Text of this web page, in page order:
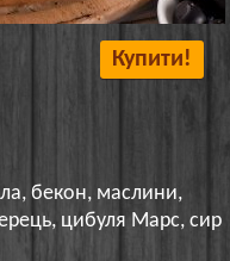
Купити!
бекон, маслини,
цибуля Марс, сир